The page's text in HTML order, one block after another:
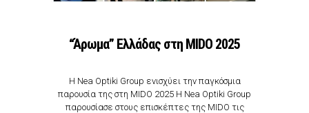
“Άρωμα” Ελλάδας στη ΜΙDO 2025
Η Nea Optiki Group ενισχύει την παγκόσμια
παρουσία της στη MIDO 2025 Η Nea Optiki Group
παρουσίασε στους επισκέπτες της MIDO τις